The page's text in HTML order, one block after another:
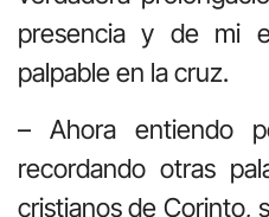
presencia y de mi
palpable en la cruz.
– Ahora entiendo
recordando otras
cristianos de Corinto,